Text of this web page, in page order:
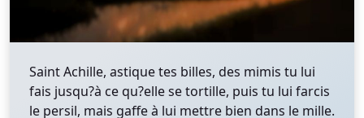
Saint Achille, astique tes billes, des mimis tu lui
fais jusqu?à ce qu?elle se tortille, puis tu lui farcis
le persil, mais gaffe à lui mettre bien dans le mille.